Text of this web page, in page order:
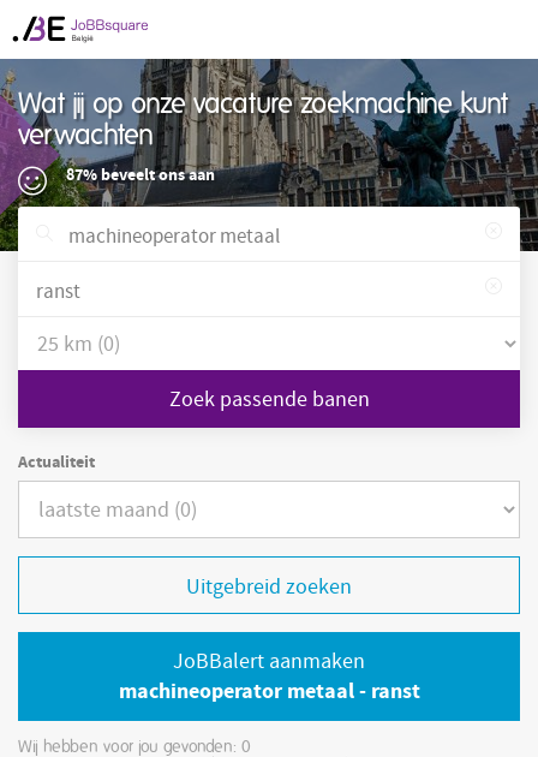
Wat jij op onze vacature zoekmachine kunt
verwachten
87% beveelt ons aan
Zoek passende banen
Actualiteit
Uitgebreid zoeken
JoBBalert aanmaken
machineoperator metaal - ranst
Wij hebben voor jou gevonden: 0